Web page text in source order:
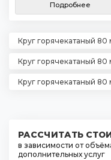
Подробнее
Круг горячекатаный
Круг горячекатаный
Круг горячекатаный
РАССЧИТАТЬ
в зависимости от
дополнительных услуг